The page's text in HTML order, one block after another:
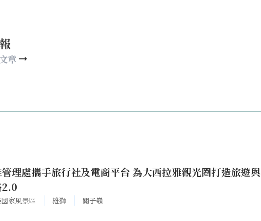
章
理處攜手旅行社及電商平台 為大西拉雅觀光圈打造旅遊
2.0
家風景區 雄獅 關子嶺